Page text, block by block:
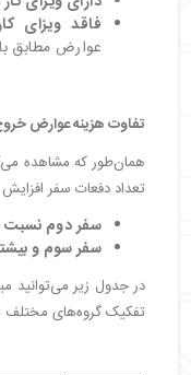
فاقد ویزای
عوارض مطابق
تفاوت هزینه عوارض خروج
همان‌طور که مشاهده
تعداد دفعات سفر
سفر دوم نسبت
سفر سوم و
تفکیک گروه‌های مختلف